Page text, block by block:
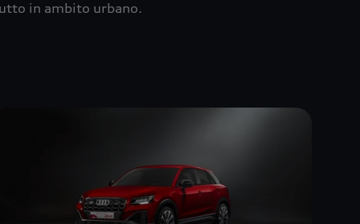
in ambito urbano.